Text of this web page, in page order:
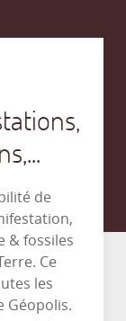
de
& fossiles
Ce
les
Géopolis.